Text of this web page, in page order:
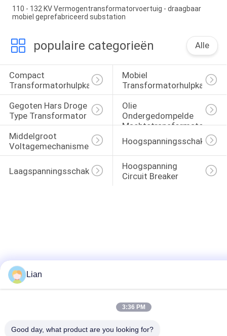
110 - 132 KV Vermogentransformatorvoertuig - draagbaar
mobiel geprefabriceerd substation
populaire categorieën Alle
Compact
Transformatorhulpkantoor
Mobiel
Transformatorhulpkantoor
Gegoten Hars Droge
Type Transformator
Olie
Ondergedompelde
Machtstransformator
Middelgroot
Voltagemechanisme
Hoogspanningsschakelaars
LaagspanningsschakelinrichtingenHoogspanning
Circuit Breaker
Lian
3:36 PM
Good day, what product are you looking for?